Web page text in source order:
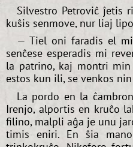
Silvestro Petroviĉ ĵetis
kuŝis senmove, nur liaj
— Tiel oni faradis el
senĉese esperadis mi
la patrino, kaj montri
estos kun ili, se venkos
La pordo en la
Irenjo, alportis en kruĉo
filino, malpli aĝa je unu
timis eniri. En ŝia